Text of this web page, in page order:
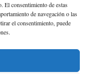
El consentimiento de estas
de navegación o las
el consentimiento, puede